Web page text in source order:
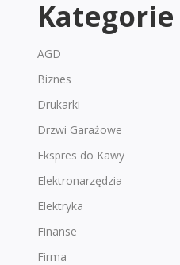
Kategorie
AGD
Biznes
Drukarki
Drzwi Garażowe
Ekspres do Kawy
Elektronarzędzia
Elektryka
Finanse
Firma